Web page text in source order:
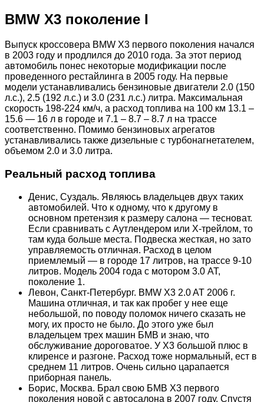
BMW Х3 поколение I
Выпуск кроссовера BMW X3 первого поколения начался
в 2003 году и продлился до 2010 года. За этот период
автомобиль понес некоторые модификации после
проведенного рестайлинга в 2005 году. На первые
модели устанавливались бензиновые двигатели 2.0 (150
л.с.), 2.5 (192 л.с.) и 3.0 (231 л.с.) литра. Максимальная
скорость 198-224 км/ч, а расход топлива на 100 км 13.1 –
15.6 — 16 л в городе и 7.1 – 8.7 – 8.7 л на трассе
соответственно. Помимо бензиновых агрегатов
устанавливались также дизельные с турбонагнетателем,
объемом 2.0 и 3.0 литра.
Реальный расход топлива
Денис, Суздаль. Являюсь владельцев двух таких
автомобилей. Что к одному, что к другому в
основном претензия к размеру салона — тесноват.
Если сравнивать с Аутлендером или Х-трейлом, то
там куда больше места. Подвеска жесткая, но зато
управляемость отличная. Расход в целом
приемлемый — в городе 17 литров, на трассе 9-10
литров. Модель 2004 года с мотором 3.0 АТ,
поколение 1.
Левон, Санкт-Петербург. BMW X3 2.0 AT 2006 г.
Машина отличная, и так как пробег у нее еще
небольшой, по поводу поломок ничего сказать не
могу, их просто не было. До этого уже был
владельцем трех машин БМВ и знаю, что
обслуживание дороговатое. У Х3 большой плюс в
клиренсе и разгоне. Расход тоже нормальный, ест в
среднем 11 литров. Очень сильно царапается
приборная панель.
Борис, Москва. Брал свою БМВ Х3 первого
поколения новой с автосалона в 2007 году. Спустя